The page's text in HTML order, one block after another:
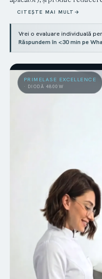
Protocol per zonă și fototip
CITEȘTE MAI MULT →
Vrei o evaluare individuală
Răspundem în <30 min pe
PRIMELASE EXCELLENCE
· DIODĂ 4800W